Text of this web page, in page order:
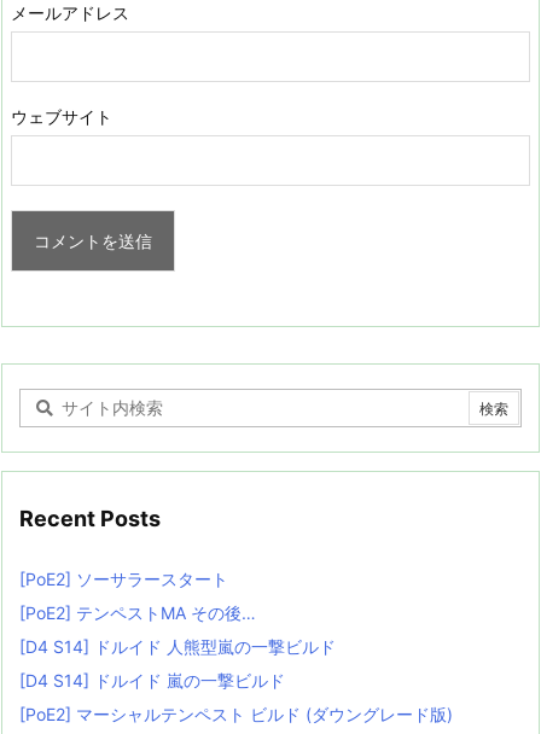
メールアドレス
ウェブサイト
Recent Posts
[PoE2] ソーサラースタート
[PoE2] テンペストMA その後…
[D4 S14] ドルイド 人熊型嵐の一撃ビルド
[D4 S14] ドルイド 嵐の一撃ビルド
[PoE2] マーシャルテンペスト ビルド (ダウングレード版)